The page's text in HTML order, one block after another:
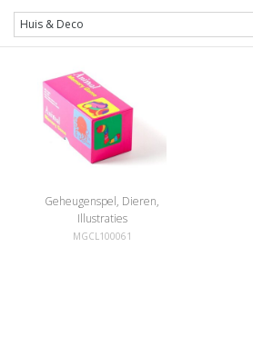
Geheugenspel, Dieren,
Illustraties
MGCL100061